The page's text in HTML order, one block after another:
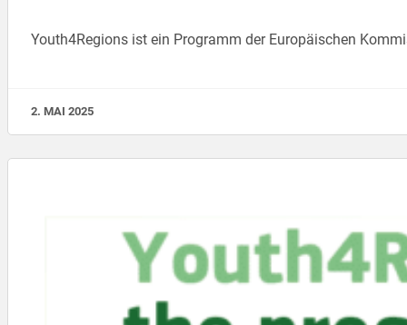
Youth4Regions ist ein Programm der Europäischen
2. MAI 2025